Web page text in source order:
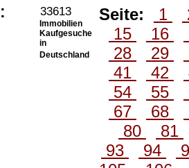
33613
Immobilien
Kaufgesuche
in
Deutschland
Seite: 1
15
16
28
29
41
42
54
55
67
68
80
81
93
94